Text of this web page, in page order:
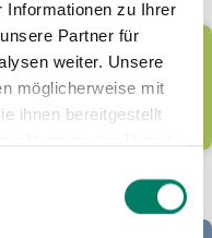
Informationen zu Ihrer
Partner für
weiter. Unsere
möglicherweise mit
ihnen bereitgestellt